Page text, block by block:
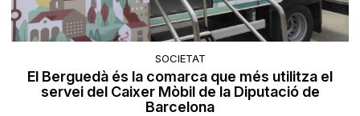
SOCIETAT
El Berguedà és la comarca que més utilitza el
servei del Caixer Mòbil de la Diputació de
Barcelona